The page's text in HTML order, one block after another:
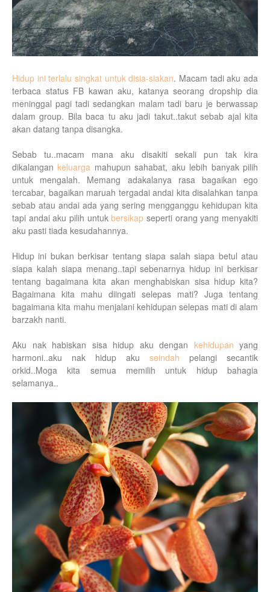
Hidup ini terlalu singkat untuk disia-siakan. Macam tadi aku ada
terbaca status FB kawan aku, katanya seorang dropship dia
meninggal pagi tadi sedangkan malam tadi baru je berwassap
dalam group. Bila baca tu aku jadi takut..takut sebab ajal kita
akan datang tanpa disangka.
Sebab tu..macam mana aku disakiti sekali pun tak kira
dikalangankeluarga mahupun sahabat, aku lebih banyak pilih
untuk mengalah. Memang adakalanya rasa bagaikan ego
tercabar, bagaikan maruah tergadai andai kita disalahkan tanpa
sebab atau andai ada yang sering mengganggu kehidupan kita
tapi andai aku pilih untukbersikap seperti orang yang menyakiti
aku pasti tiada kesudahannya.
Hidup ini bukan berkisar tentang siapa salah siapa betul atau
siapa kalah siapa menang..tapi sebenarnya hidup ini berkisar
tentang bagaimana kita akan menghabiskan sisa hidup kita?
Bagaimana kita mahu diingati selepas mati? Juga tentang
bagaimana kita mahu menjalani kehidupan selepas mati di alam
barzakh nanti.
Aku nak habiskan sisa hidup aku dengan kehidupan yang
harmoni..aku nak hidup aku seindah pelangi secantik
orkid..Moga kita semua memilih untuk hidup bahagia
selamanya..